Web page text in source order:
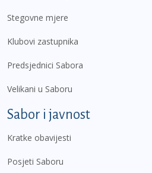
Stegovne mjere
Klubovi zastupnika
Predsjednici Sabora
Velikani u Saboru
Sabor i javnost
Kratke obavijesti
Posjeti Saboru